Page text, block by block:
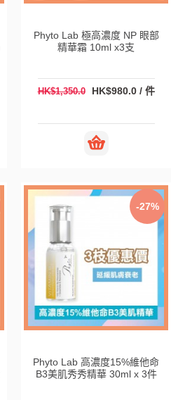
Phyto Lab 極高濃度 NP 眼部
精華霜 10ml x3支
HK$1,350.0 HK$980.0 / 件
-27%
Phyto Lab 高濃度15%維他命
B3美肌秀秀精華 30ml x 3件